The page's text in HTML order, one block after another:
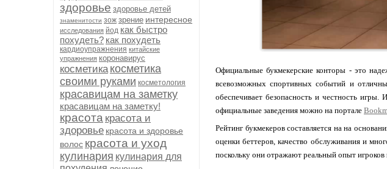
здоровье здоровье детей
знаменитости зож зрение интересное
исследования йод как быстро
похудеть? как похудеть
кардиоупражнения китайские
упражнения коронавирус
косметика косметика
своими руками косметология
красавицам на заметку
красавицам на заметку!
красота красота и
здоровье красота и здоровье
волос красота и уход
кулинария кулинария для
Официальные букмекерские конторы - это
всевозможных спортивных событий и
обеспечивает безопасность и честность
официальные заведения можно на портале
Рейтинг букмекеров составляется на на
оценки беттеров, качество обслуживания и
поскольку они отражают реальный опыт